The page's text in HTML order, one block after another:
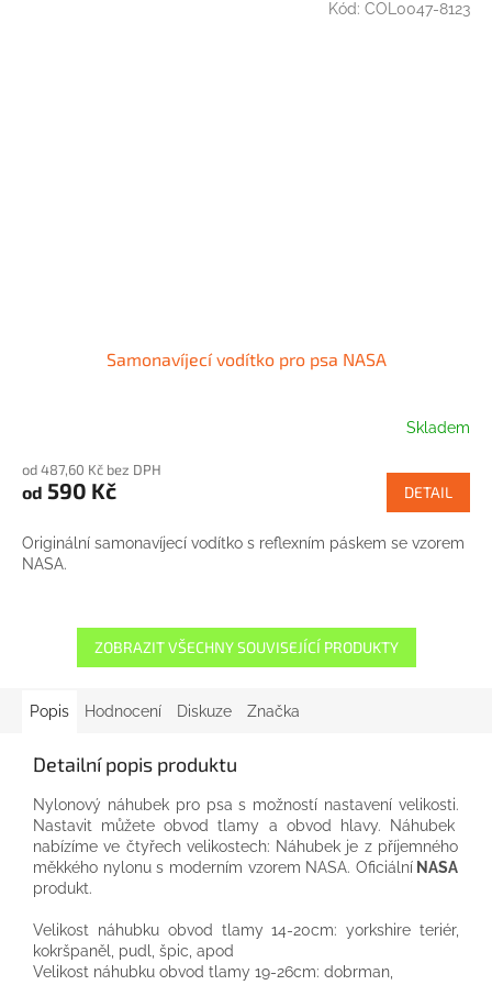
Samonavíjecí vodítko pro psa NASA
Skladem
od 487,60 Kč bez DPH
od 590 Kč DETAIL
Originální samonavíjecí vodítko s reflexním páskem se vzorem
NASA.
Kód: COL0047-8123
ZOBRAZIT VŠECHNY SOUVISEJÍCÍ PRODUKTY
Popis Hodnocení Diskuze Značka
Detailní popis produktu
Nylonový náhubek propsa s možností nastavení velikosti.
Nastavit můžete obvod tlamy a obvod hlavy. Náhubek
nabízíme ve čtyřechvelikostech: Náhubek je zpříjemného
měkkého nylonus moderním vzorem NASA. OficiálníNASA
produkt.
Velikost náhubkuobvod tlamy 14-20cm: yorkshire teriér,
kokršpaněl,
pudl, špic, apod
Velikost náhubku obvod tlamy 19-26cm: dobrman,